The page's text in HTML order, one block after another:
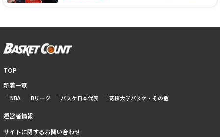
TOP
新着一覧
NBA Bリーグ バスケ日本代表 高校大学バスケ・その他
運営者情報
サイトに関するお問い合わせ